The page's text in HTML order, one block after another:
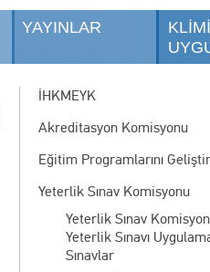
YAYINLAR
İHKMEYK
Akreditasyon Komisyonu
Eğitim Programlarını
Yeterlik Sınav Komisyonu
Yeterlik Sınav
Yeterlik Sınavı
Sınavlar